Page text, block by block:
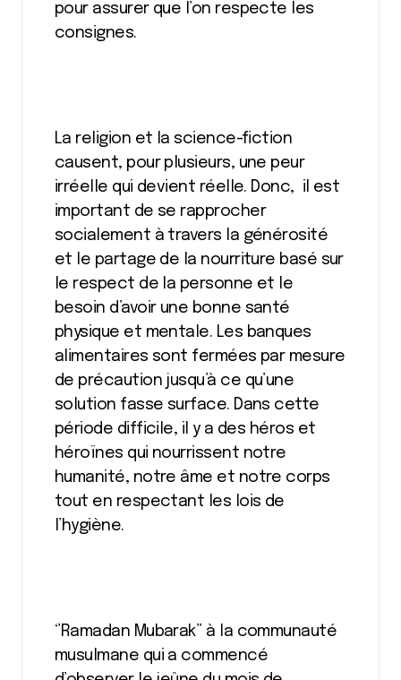
pour assurer que l’on respecte les
consignes.
La religion et la science-fiction
causent, pour plusieurs, une peur
irréelle qui devient réelle. Donc, il est
important de se rapprocher
socialement à travers la générosité
et le partage de la nourriture basé sur
le respect de la personne et le
besoin d’avoir une bonne santé
physique et mentale. Les banques
alimentaires sont fermées par mesure
de précaution jusqu’à ce qu’une
solution fasse surface. Dans cette
période difficile, il y a des héros et
héroïnes qui nourrissent notre
humanité, notre âme et notre corps
tout en respectant les lois de
l’hygiène.
‘’Ramadan Mubarak’’ à la communauté
musulmane qui a commencé